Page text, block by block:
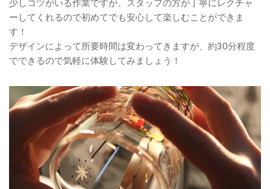
少しコツがいる作業ですが、スタッフの方が丁寧にレクチャ
ーしてくれるので初めてでも安心して楽しむことができま
す！
デザインによって所要時間は変わってきますが、約30分程度
でできるので気軽に体験してみましょう！